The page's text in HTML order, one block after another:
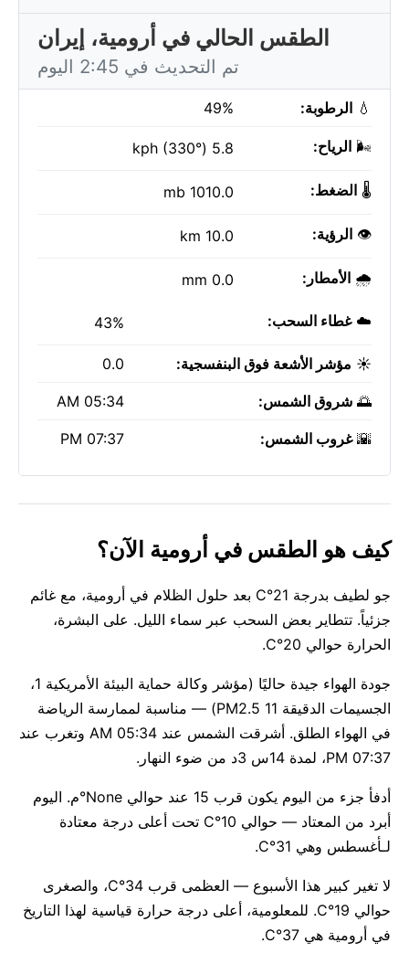
الطقس الحالي في أرومية، إيران
تم التحديث في 2:45 اليوم
💧 الرطوبة: 49%
🌬️ الرياح: 5.8 kph (330°)
🌡️ الضغط: 1010.0 mb
👁️ الرؤية: 10.0 km
🌧️ الأمطار: 0.0 mm
☁️غطاء السحب: 43%
☀️ مؤشر الأشعة فوق البنفسجية: 0.0
🌅 شروق الشمس: 05:34 AM
🌇غروب الشمس: 07:37 PM
كيف هو الطقس في أرومية الآن؟
جو لطيف بدرجة 21°C بعد حلول الظلام في أرومية، مع غائم
جزئياً. تتطاير بعض السحب عبر سماء الليل. على البشرة،
الحرارة حوالي 20°C.
جودة الهواء جيدة حاليًا (مؤشر وكالة حماية البيئة الأمريكية 1،
الجسيمات الدقيقة PM2.5 11) — مناسبة لممارسة الرياضة
في الهواء الطلق. أشرقت الشمس عند 05:34 AM وتغرب عند
07:37 PM، لمدة 14س 3د من ضوء النهار.
أدفأ جزء من اليوم يكون قرب 15 عند حوالي None°م. اليوم
أبرد من المعتاد — حوالي 10°C تحت أعلى درجة معتادة
لـأغسطس وهي 31°C.
لا تغير كبير هذا الأسبوع — العظمى قرب 34°C، والصغرى
حوالي 19°C. للمعلومية، أعلى درجة حرارة قياسية لهذا التاريخ
في أرومية هي 37°C.